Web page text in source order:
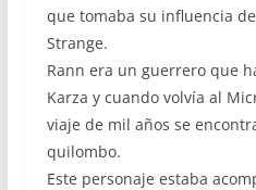
que tomaba su influencia
Strange.
Rann era un guerrero que
Karza y cuando volvía al
viaje de mil años se
quilombo.
Este personaje estaba